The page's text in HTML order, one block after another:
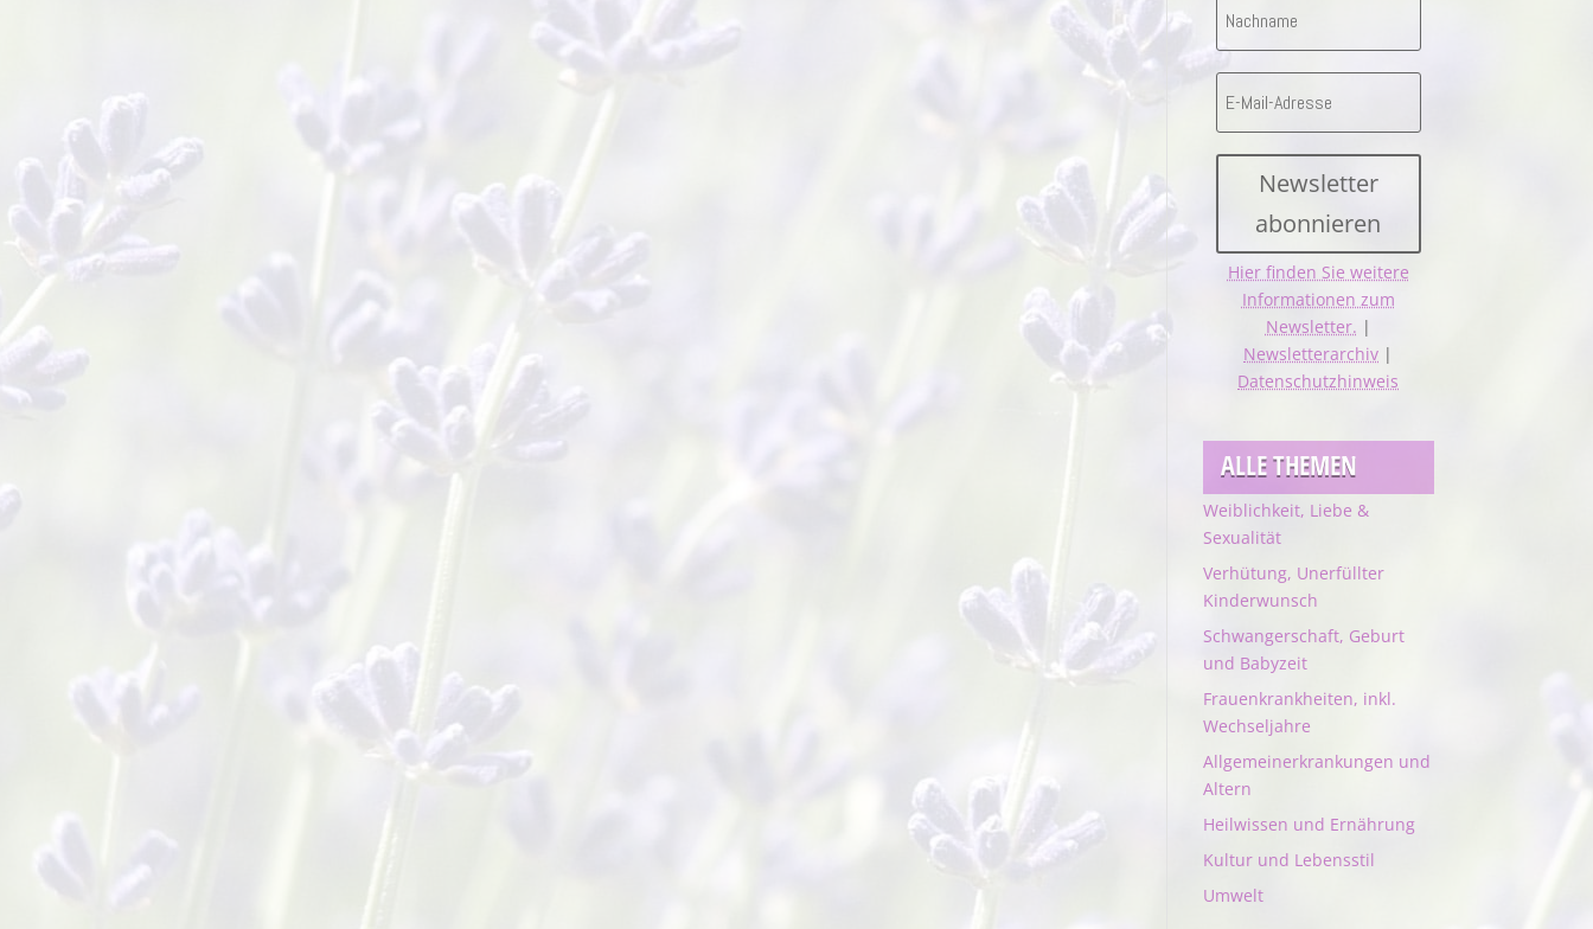
Newsletter
abonnieren
Hier finden Sie weitere
Informationen zum
Newsletter. |
Newsletterarchiv |
Datenschutzhinweis
ALLE THEMEN
Weiblichkeit, Liebe &
Sexualität
Verhütung, Unerfüllter
Kinderwunsch
Schwangerschaft, Geburt
und Babyzeit
Frauenkrankheiten, inkl.
Wechseljahre
Allgemeinerkrankungen und
Altern
Heilwissen und Ernährung
Kultur und Lebensstil
Umwelt